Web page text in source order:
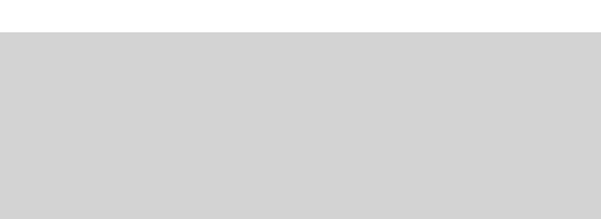
com